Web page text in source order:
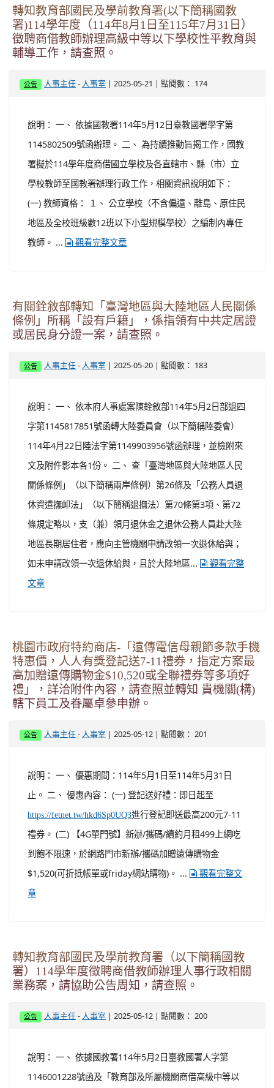
轉知教育部國民及學前教育署(以下簡稱國教
署)114學年度（114年8月1日至115年7月31日）
徵聘商借教師辦理高級中等以下學校性平教育與
輔導工作，請查照。
公告 人事主任 - 人事室 | 2025-05-21 | 點閱數： 174
說明： 一、 依據國教署114年5月12日臺教國署學字第
1145802509號函辦理。 二、 為持續推動旨揭工作，國教
署擬於114學年度商借國立學校及各直轄市、縣（市）立
學校教師至國教署辦理行政工作，相關資訊說明如下：
(一) 教師資格： １、 公立學校（不含偏遠、離島、原住民
地區及全校班級數12班以下小型規模學校）之編制內專任
教師。 ...
觀看完整文章
有關銓敘部轉知「臺灣地區與大陸地區人民關係
條例」所稱「設有戶籍」，係指領有中共定居證
或居民身分證一案，請查照。
公告 人事主任 - 人事室 | 2025-05-20 | 點閱數： 183
說明： 一、 依本府人事處案陳銓敘部114年5月2日部退四
字第1145817851號函轉大陸委員會（以下簡稱陸委會）
114年4月22日陸法字第1149903956號函辦理，並檢附來
文及附件影本各1份。 二、 查「臺灣地區與大陸地區人民
關係條例」（以下簡稱兩岸條例）第26條及「公務人員退
休資遣撫卹法」（以下簡稱退撫法）第70條第3項、第72
條規定略以，支（兼）領月退休金之退休公務人員赴大陸
地區長期居住者，應向主管機關申請改領一次退休給與；
如未申請改領一次退休給與，且於大陸地區...
觀看完整
文章
桃園市政府特約商店-「遠傳電信母親節多款手機
特惠價，人人有獎登記送7-11禮券，指定方案最
高加贈遠傳購物金$10,520或全聯禮券等多項好
禮」，詳洽附件內容，請查照並轉知 貴機關(構)
轄下員工及眷屬卓參申辦。
公告 人事主任 - 人事室 | 2025-05-12 | 點閱數： 201
說明： 一、 優惠期間：114年5月1日至114年5月31日
止。 二、 優惠內容： (一) 登記送好禮：即日起至
https://fetnet.tw/hkd6Sp0UQ3進行登記即送最高200元7-11
禮券。 (二) 【4G單門號】新辦/攜碼/續約月租499上網吃
到飽不限速，於網路門市新辦/攜碼加贈遠傳購物金
$1,520(可折抵帳單或friday網站購物)。 ...
觀看完整文
章
轉知教育部國民及學前教育署（以下簡稱國教
署）114學年度徵聘商借教師辦理人事行政相關
業務案，請協助公告周知，請查照。
公告 人事主任 - 人事室 | 2025-05-12 | 點閱數： 200
說明： 一、 依據國教署114年5月2日臺教國署人字第
1146001228號函及「教育部及所屬機關商借高級中等以